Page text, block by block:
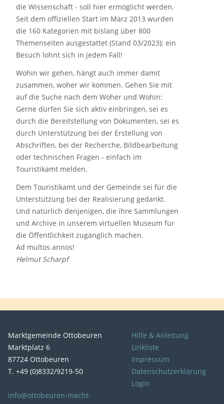
die Wissenschaft - soll hier ermöglicht werden.
Seit dem offiziellen Start im März 2013 wurden
die 160 Kategorien mit bislang über 800
Themenseiten ausgestattet (Stand 03/2023); ein
Besuch lohnt sich in jedem Fall!
Wohin wir gehen, hängt auch immer damit
zusammen, woher wir kommen. Gehen Sie mit
auf die Suche nach dem Woher und Wohin:
Gerne dürfen Sie sich aktiv einbringen, sei es
durch die Bereitstellung von Dokumenten, sei es
durch Unterstützung bei der Erstellung von
Abschriften, bei der Recherche, Bildbearbeitung
oder technischen Fragen - einfach im
Touristikamt melden.
Dem Touristikamt und der Gemeinde sei für die
Unterstützung bei der Realisierung gedankt.
Und natürlich denjenigen, die ihre Sammlungen
und Archive in unserem virtuellen Museum für
die Öffentlichkeit zugänglich machen.
Ad multos annos!
Helmut Scharpf
Marktgemeinde Ottobeuren
Marktplatz 6
87724 Ottobeuren
T. +49 (0)8332/9219-50
info@ottobeuren-macht-
Hilfe & Anleitung
Linkliste
Impressum
Datenschutzerklärung
Login